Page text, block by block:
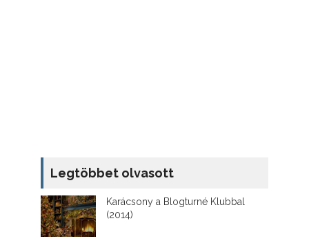
Legtöbbet olvasott
Karácsony a Blogturné Klubbal
(2014)